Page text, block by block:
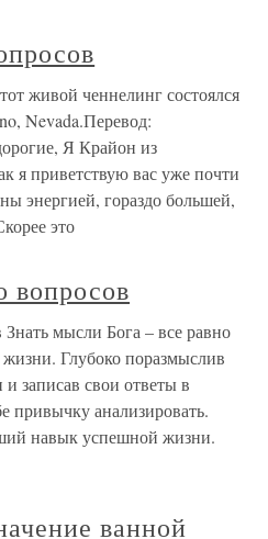
живой ченнелинг состоялся
Nevada.Перевод:
Я Крайон из
я приветствую вас уже почти
энергией, гораздо большей,
это
вопросов
мысли Бога – все равно
жизни. Глубоко поразмыслив
записав свои ответы в
привычку анализировать.
навык успешной жизни.
ванной